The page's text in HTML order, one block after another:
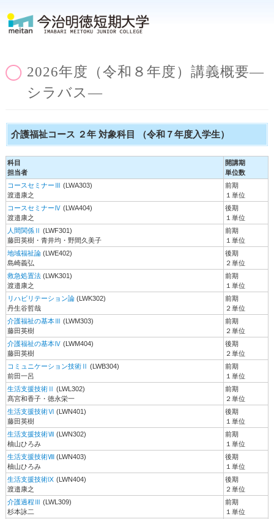
2026年度（令和８年度）講義概要―
シラバス―
介護福祉コース ２年 対象科目 （令和７年度入学生）
科目
担当者
開講期
単位数
コースセミナーⅢ (LWA303)
渡邉康之
前期
１単位
コースセミナーⅣ (LWA404)
渡邉康之
後期
１単位
人間関係Ⅱ (LWF301)
藤田英樹・青井均・野間久美子
前期
１単位
地域福祉論(LWE402)
島崎義弘
後期
２単位
救急処置法(LWK301)
渡邉康之
前期
１単位
リハビリテーション論(LWK302)
丹生谷哲哉
前期
２単位
介護福祉の基本Ⅲ (LWM303)
藤田英樹
前期
２単位
介護福祉の基本Ⅳ (LWM404)
藤田英樹
後期
２単位
コミュニケーション技術Ⅱ (LWB304)
前田一呂
前期
１単位
生活支援技術Ⅱ (LWL302)
髙宮和香子・徳永栄一
前期
２単位
生活支援技術Ⅵ (LWN401)
藤田英樹
後期
１単位
生活支援技術Ⅶ (LWN302)
柚山ひろみ
前期
１単位
生活支援技術Ⅷ(LWN403)
柚山ひろみ
後期
１単位
生活支援技術Ⅸ (LWN404)
渡邉康之
後期
２単位
介護過程Ⅲ (LWL309)
杉本詠二
前期
１単位